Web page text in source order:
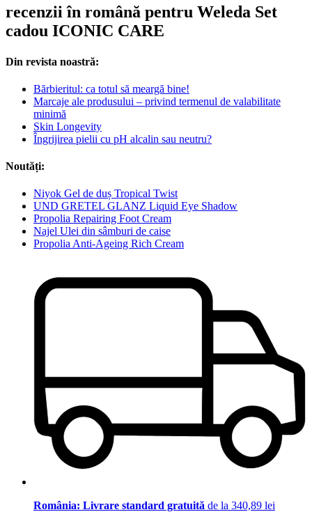
recenzii în română pentru Weleda Set
cadou ICONIC CARE
Din revista noastră:
Bărbieritul: ca totul să meargă bine!
Marcaje ale produsului – privind termenul de valabilitate
minimă
Skin Longevity
Îngrijirea pielii cu pH alcalin sau neutru?
Noutăți:
Niyok Gel de duș Tropical Twist
UND GRETEL GLANZ Liquid Eye Shadow
Propolia Repairing Foot Cream
Najel Ulei din sâmburi de caise
Propolia Anti-Ageing Rich Cream
România: Livrare standard gratuită de la 340,89 lei